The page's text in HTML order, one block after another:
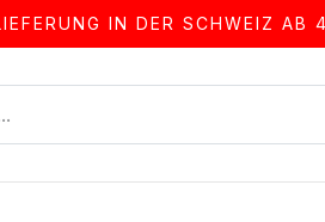
IN DER SCHWEIZ AB